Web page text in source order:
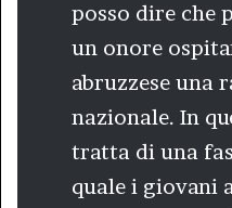
posso dire che
un onore
abruzzese una
nazionale. In
tratta di una
quale i giovani